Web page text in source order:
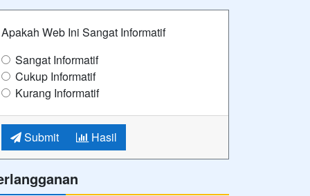
Apakah Web Ini Sangat Informatif
Sangat Informatif
Cukup Informatif
Kurang Informatif
Submit Hasil